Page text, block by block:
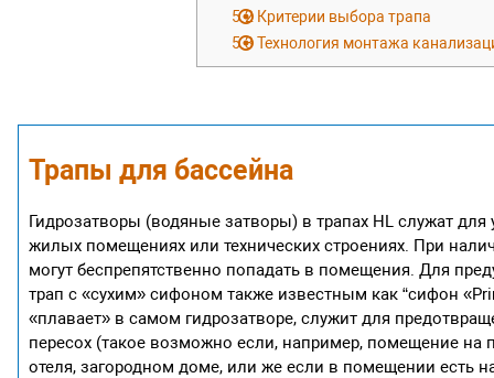
5.2 Критерии выбора трапа
5.3Технология монтажа
Трапы для бассейна
Гидрозатворы (водяные затворы) в трапах HL служат
жилых помещениях или технических строениях. При
могут беспрепятственно попадать в помещения. Для
трап с «сухим» сифоном также известным как “сифон
«плавает» в самом гидрозатворе, служит для
пересох (такое возможно если, например, помещение на
отеля, загородном доме, или же если в помещении есть